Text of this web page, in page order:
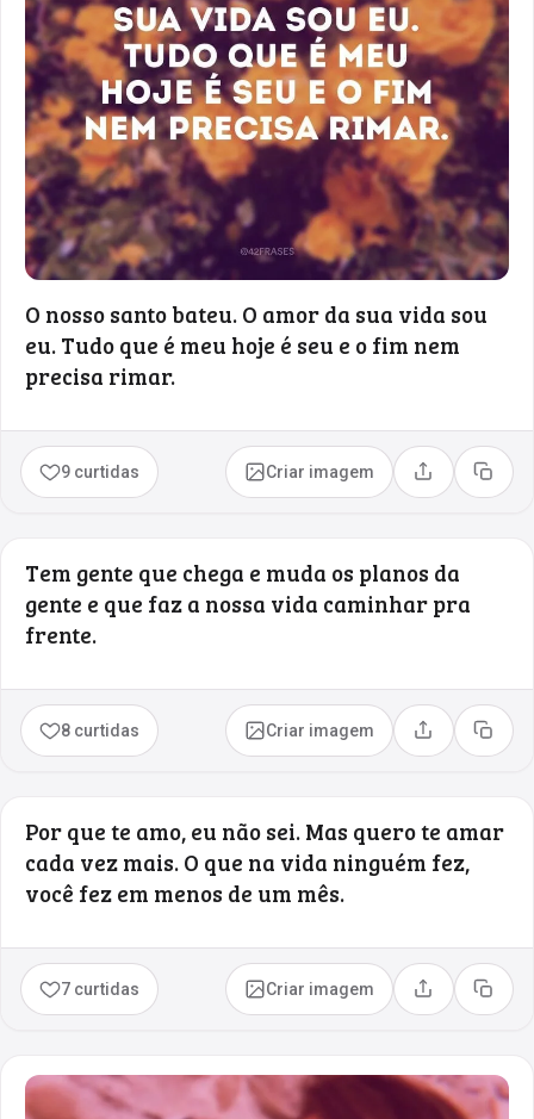
O nosso santo bateu. O amor da sua vida sou
eu. Tudo que é meu hoje é seu e o fim nem
precisa rimar.
9 curtidas Criar imagem Compartilhar
Copiar
Tem gente que chega e muda os planos da
gente e que faz a nossa vida caminhar pra
frente.
8 curtidas Criar imagem Compartilhar
Copiar
Por que te amo, eu não sei. Mas quero te amar
cada vez mais. O que na vida ninguém fez,
você fez em menos de um mês.
7 curtidas Criar imagem Compartilhar
Copiar